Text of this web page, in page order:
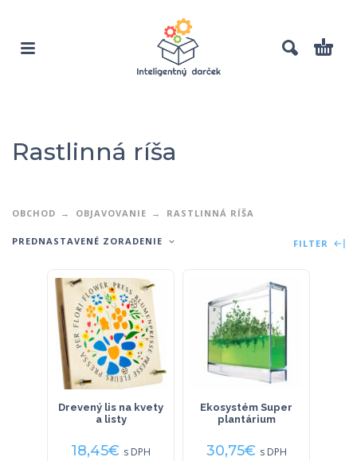
Rastlinná ríša
OBCHOD OBJAVOVANIE RASTLINNÁ RÍŠA
PREDNASTAVENÉ ZORADENIE FILTER
Drevený lis na kvety
a listy
18,45€ s DPH
Ekosystém Super
plantárium
30,75€ s DPH